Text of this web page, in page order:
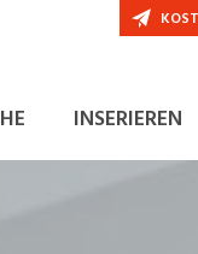
INSERIEREN